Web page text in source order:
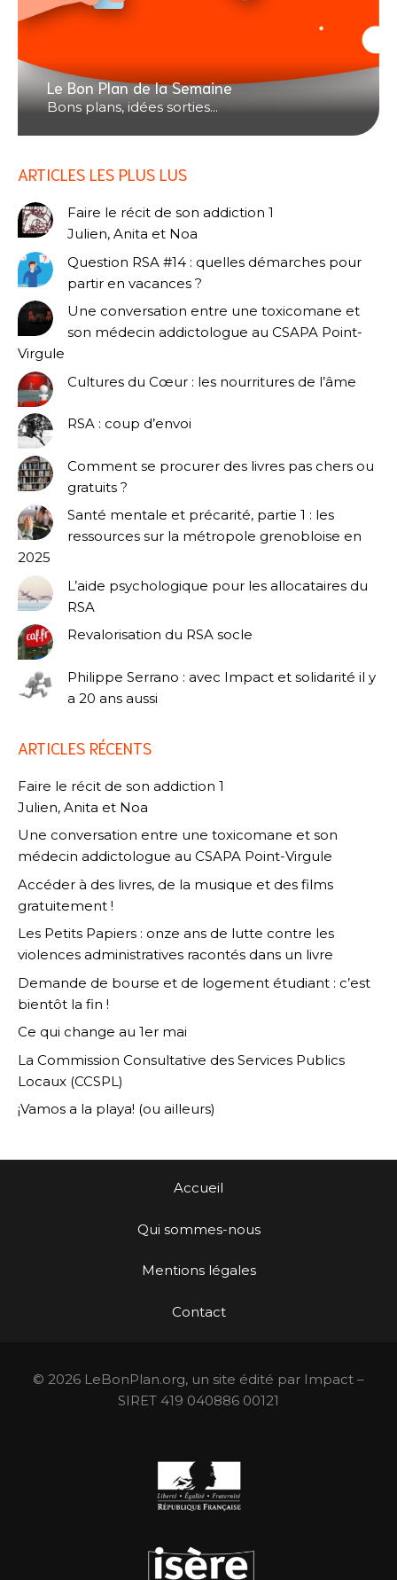
Le Bon Plan de la Semaine
Bons plans, idées sorties...
ARTICLES LES PLUS LUS
Faire le récit de son addiction 1
Julien, Anita et Noa
Question RSA #14 : quelles démarches pour
partir en vacances ?
Une conversation entre une toxicomane et
son médecin addictologue au CSAPA Point-
Virgule
Cultures du Cœur : les nourritures de l’âme
RSA : coup d’envoi
Comment se procurer des livres pas chers ou
gratuits ?
Santé mentale et précarité, partie 1 : les
ressources sur la métropole grenobloise en
2025
L’aide psychologique pour les allocataires du
RSA
Revalorisation du RSA socle
Philippe Serrano : avec Impact et solidarité il y
a 20 ans aussi
ARTICLES RÉCENTS
Faire le récit de son addiction 1
Julien, Anita et Noa
Une conversation entre une toxicomane et son
médecin addictologue au CSAPA Point-Virgule
Accéder à des livres, de la musique et des films
gratuitement !
Les Petits Papiers : onze ans de lutte contre les
violences administratives racontés dans un livre
Demande de bourse et de logement étudiant : c’est
bientôt la fin !
Ce qui change au 1er mai
La Commission Consultative des Services Publics
Locaux (CCSPL)
¡Vamos a la playa! (ou ailleurs)
Accueil
Qui sommes-nous
Mentions légales
Contact
© 2026 LeBonPlan.org, un site édité par Impact –
SIRET 419 040886 00121